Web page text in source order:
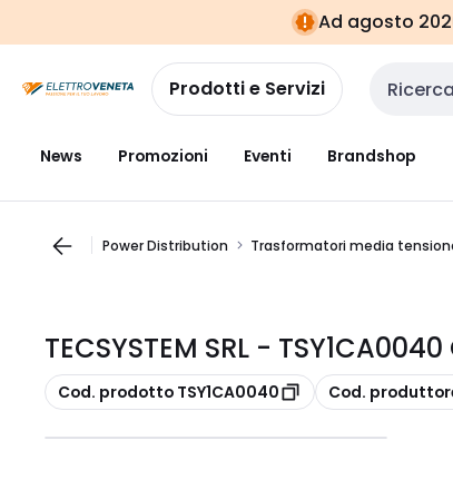
navigazionealla
pagina
Ad agosto
Prodotti e Servizi Cerca
News Promozioni Eventi Brandshop
Power Distribution Trasformatori media
TECSYSTEM SRL -
copia
Cod. prodotto TSY1CA0040 copia
Cod.